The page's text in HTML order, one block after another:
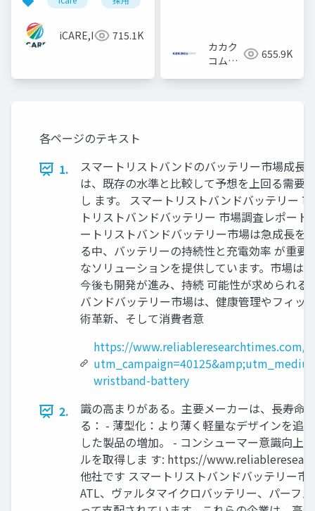
iCARE,Inc 715.1K
カカク
コム採
655.9K
各ページのテキスト
1.
スマートリストバンドのバッテリー市場成長
は、既存の水準と比較して予想を上回る需要
し ます。 スマートリストバンドバッテリー
トリストバンドバッテリー 市場調査レポー
ートリストバンドバッテリー市場は急成長を
る中、バッテリーの持続性と充電効率 が重
なソリューションを提供しています。市場は
今後も開発が進み、持続 可能性が求められ
バンドバッテリー市場は、健康管理やフィッ
術革新、そして消費者意
https://www.reliableresearchtimes.com/
wristband-battery
2.
識の高まりがある。主要メーカーは、長寿命
る： - 薄型化：より薄く軽量なデザインを追
した製品の増加。 - コンシューマー意識向上
ルを取得しま す: https://
他社です スマートリストバンドバッテリー
ATL、ヴァルタマイクロバッテリー、パーフ